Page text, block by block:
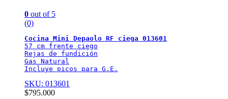
0 out of 5
(0)
Cocina Mini Depaolo RF ciega 013601
57 cm frente ciego
Rejas de fundición
Gas Natural
Incluye picos para G.E.
SKU: 013601
$795.000